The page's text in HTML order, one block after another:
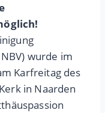
wurde im
Karfreitag des
in Naarden